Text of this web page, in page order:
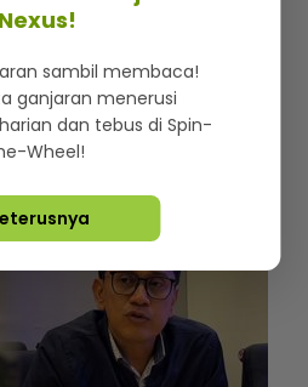
wujudkan platform
‘comeback’ Jozan
Nexus!
sambil membaca!
ganjaran menerusi
dan tebus di Spin-
Wheel!